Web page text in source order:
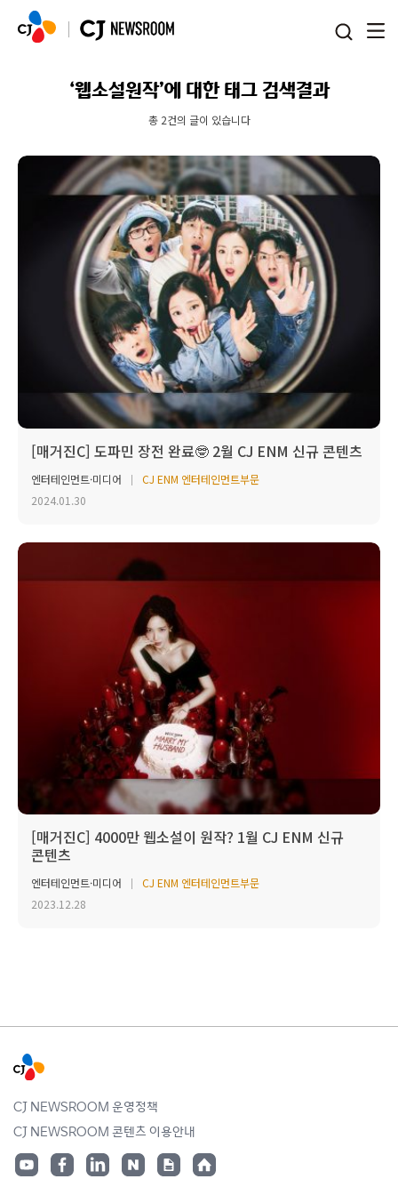
‘웹소설원작’에 대한 태그 검색결과
총 2건의 글이 있습니다
[매거진C] 도파민 장전 완료🤓 2월 CJ ENM 신규 콘텐츠
엔터테인먼트·미디어
CJ ENM 엔터테인먼트부문
2024.01.30
[매거진C] 4000만 웹소설이 원작? 1월 CJ ENM 신규
콘텐츠
엔터테인먼트·미디어
CJ ENM 엔터테인먼트부문
2023.12.28
CJ NEWSROOM 운영정책
CJ NEWSROOM 콘텐츠 이용안내